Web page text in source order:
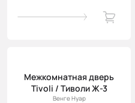
Межкомнатная дверь
Tivoli / Тиволи Ж-3
Венге Нуар